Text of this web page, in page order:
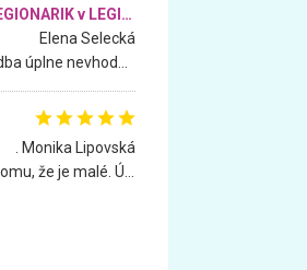
Vnútorné detské ihrisko LEGIONARIK v LEGIA Fitness
Elena Selecká
. Monika Lipovská